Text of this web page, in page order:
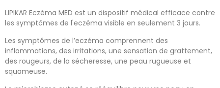
LIPIKAR Eczéma MED est un dispositif médical efficace contre
les symptômes de l'eczéma visible en seulement 3 jours.
Les symptômes de l’eczéma comprennent des
inflammations, des irritations, une sensation de grattement,
des rougeurs, de la sécheresse, une peau rugueuse et
squameuse.